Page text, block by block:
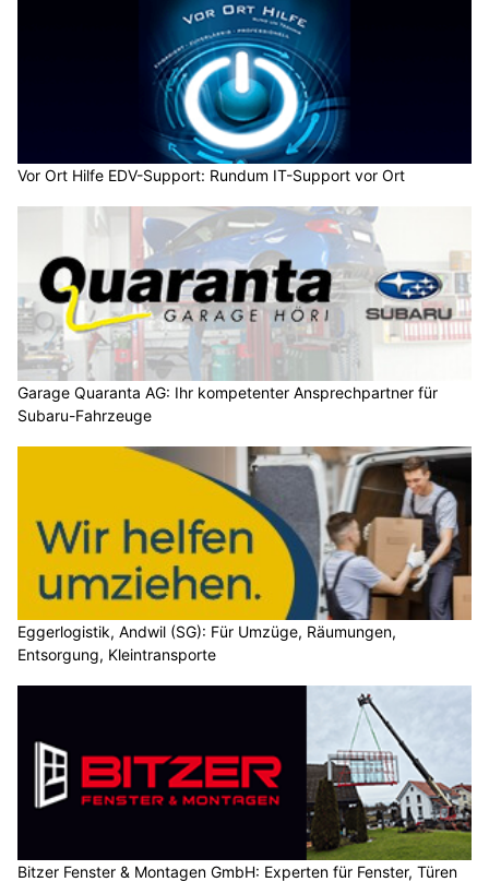
Vor Ort Hilfe EDV-Support: Rundum IT-Support vor Ort
Garage Quaranta AG: Ihr kompetenter Ansprechpartner für
Subaru-Fahrzeuge
Eggerlogistik, Andwil (SG): Für Umzüge, Räumungen,
Entsorgung, Kleintransporte
Bitzer Fenster & Montagen GmbH: Experten für Fenster, Türen